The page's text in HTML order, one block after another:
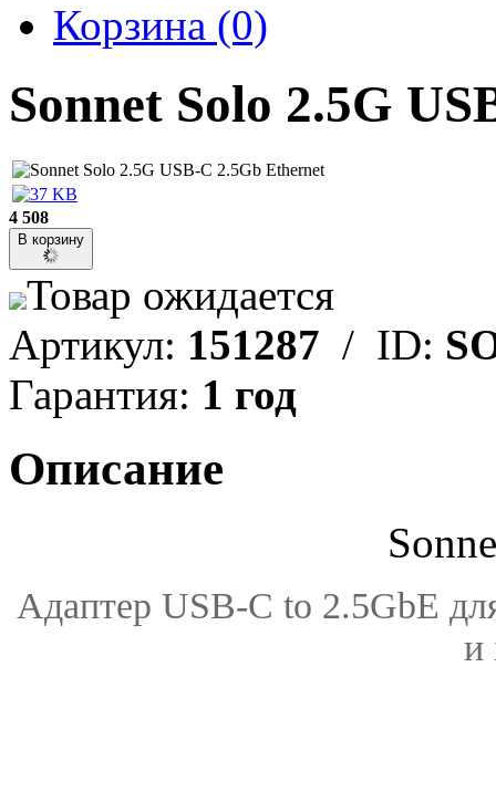
Корзина (0)
Sonnet Solo 2.5G
4 508
В корзину
Товар ожидается
Артикул: 151287 / ID:
Гарантия: 1 год
Описание
Адаптер USB-C to 2.5GbE
и